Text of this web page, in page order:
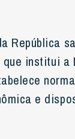
República
que institui
e